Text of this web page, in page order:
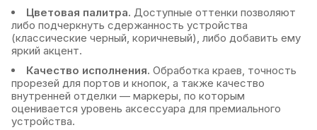
Цветовая палитра. Доступные оттенки позволяют
либо подчеркнуть сдержанность устройства
(классические черный, коричневый), либо добавить ему
яркий акцент.
Качество исполнения. Обработка краев, точность
прорезей для портов и кнопок, а также качество
внутренней отделки — маркеры, по которым
оценивается уровень аксессуара для премиального
устройства.